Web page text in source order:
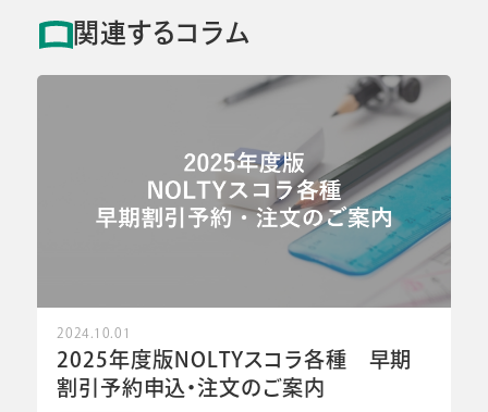
関連するコラム
2024.10.01
2025年度版NOLTYスコラ各種 早期
割引予約申込・注文のご案内